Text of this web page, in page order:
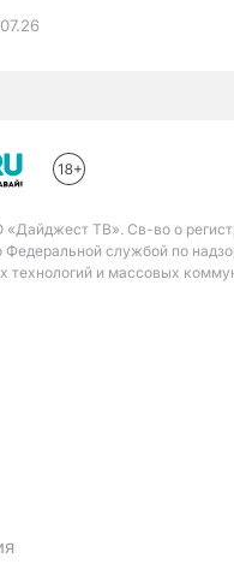
«Дайджест ТВ». Св-во о
Федеральной службой по
технологий и массовых